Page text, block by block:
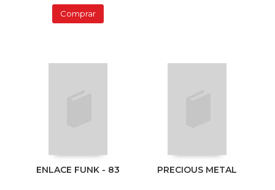
Comprar
ENLACE FUNK - 83 PRECIOUS METAL